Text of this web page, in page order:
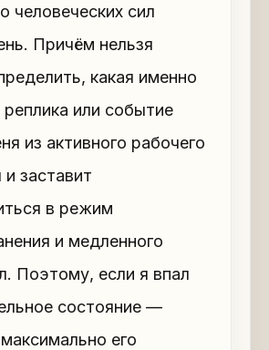
человеческих сил
Причём нельзя
какая именно
реплика или событие
из активного рабочего
заставит
в режим
и медленного
Поэтому, если я впал
состояние —
его